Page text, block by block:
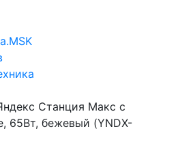
Станция Макс с
65Вт, бежевый (YNDX-